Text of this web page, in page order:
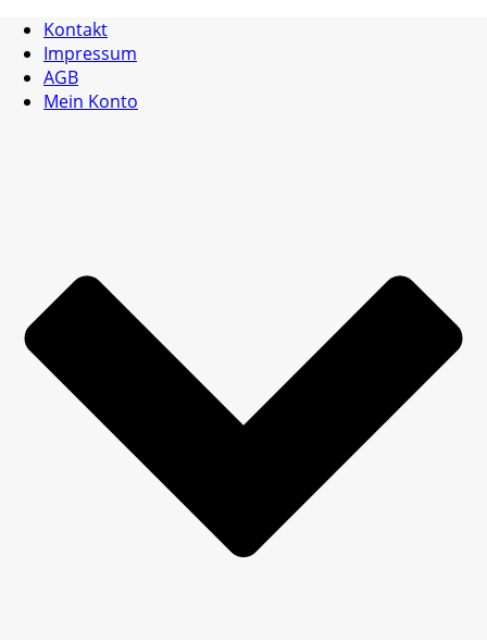
Kontakt
Impressum
AGB
Mein Konto